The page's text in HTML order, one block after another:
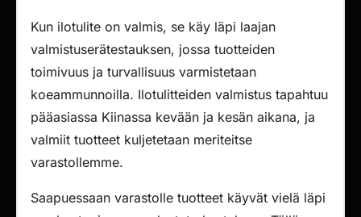
Kun ilotulite on valmis, se käy läpi laajan
valmistuserätestauksen, jossa tuotteiden
toimivuus ja turvallisuus varmistetaan
koeammunnoilla. Ilotulitteiden valmistus tapahtuu
pääasiassa Kiinassa kevään ja kesän aikana, ja
valmiit tuotteet kuljetetaan meriteitse
varastollemme.
Saapuessaan varastolle tuotteet käyvät vielä läpi